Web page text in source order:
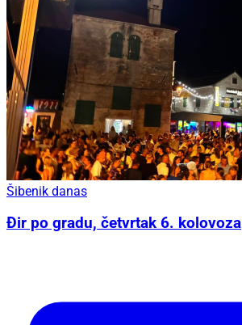
Šibenik danas
Đir po gradu, četvrtak 6. kolovoza